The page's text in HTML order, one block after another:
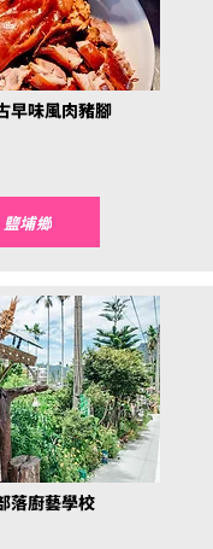
早味風肉豬腳
鹽埔鄉
落廚藝學校